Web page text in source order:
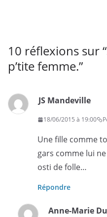
10 réflexions sur “
p’tite femme.”
JS Mandeville
18/06/2015 à 19:00
Une fille comme
gars comme lui
osti de folle…
Répondre
Anne-Marie